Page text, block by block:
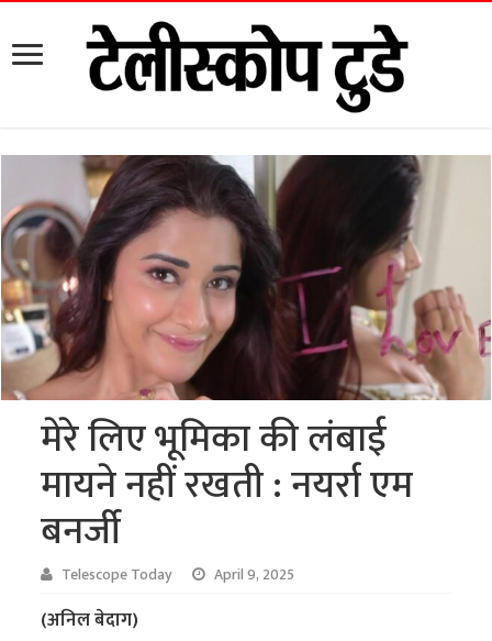
मेरे लिए भूमिका की लंबाई
मायने नहीं रखती : नयर्रा एम
बनर्जी
Telescope Today April 9, 2025
(अनिल बेदाग)